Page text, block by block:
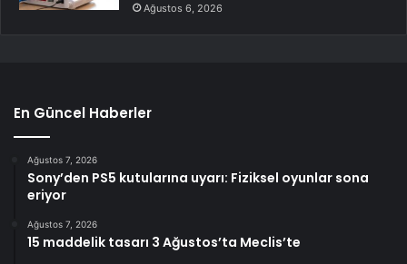
Ağustos 6, 2026
En Güncel Haberler
Ağustos 7, 2026
Sony’den PS5 kutularına uyarı: Fiziksel oyunlar sona
eriyor
Ağustos 7, 2026
15 maddelik tasarı 3 Ağustos’ta Meclis’te